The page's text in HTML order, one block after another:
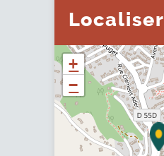
Localiser
+
−